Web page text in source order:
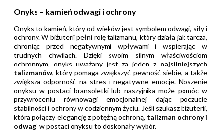
Onyks – kamień odwagi i ochrony
Onyks to kamień, który od wieków jest symbolem odwagi, siły i
ochrony. W biżuterii pełni rolę talizmanu, który działa jak tarcza,
chroniąc przed negatywnymi wpływami i wspierając w
trudnych chwilach. Dzięki swoim silnym właściwościom
ochronnym, onyks uważany jest za jeden z najsilniejszych
talizmanów, który pomaga zwiększyć pewność siebie, a także
zwiększa odporność na stres i negatywne emocje. Noszenie
onyksu w postaci bransoletki lub naszyjnika może pomóc w
przywróceniu równowagi emocjonalnej, dając poczucie
stabilności i ochrony w codziennym życiu. Jeśli szukasz biżuterii,
która połączy elegancję z potężną ochroną, talizman ochrony i
odwagi w postaci onyksu to doskonały wybór.